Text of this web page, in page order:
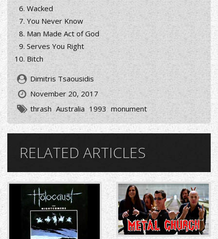
Wacked
You Never Know
Man Made Act of God
Serves You Right
Bitch
Dimitris Tsaousidis
November 20, 2017
thrash Australia 1993 monument
RELATED ARTICLES